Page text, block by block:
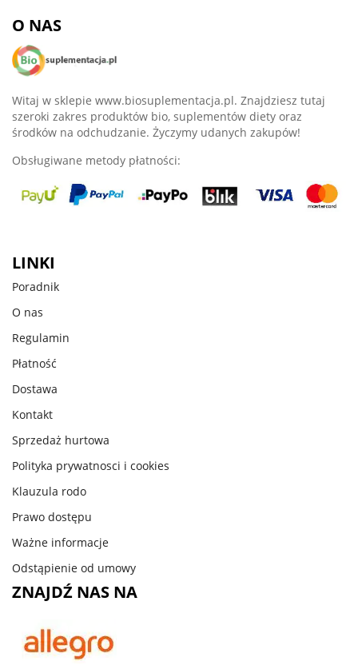
O NAS
Witaj w sklepie www.biosuplementacja.pl. Znajdziesz tutaj
szeroki zakres produktów bio, suplementów diety oraz
środków na odchudzanie. Życzymy udanych zakupów!
Obsługiwane metody płatności:
LINKI
Poradnik
O nas
Regulamin
Płatność
Dostawa
Kontakt
Sprzedaż hurtowa
Polityka prywatnosci i cookies
Klauzula rodo
Prawo dostępu
Ważne informacje
Odstąpienie od umowy
ZNAJDŹ NAS NA